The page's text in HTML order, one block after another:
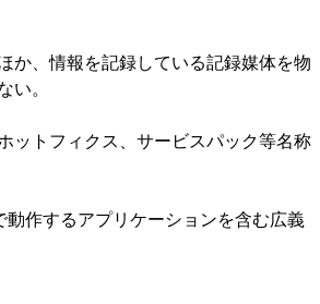
、情報を記録している記録媒体を物
い。
トフィクス、サービスパック等名称
作するアプリケーションを含む広義